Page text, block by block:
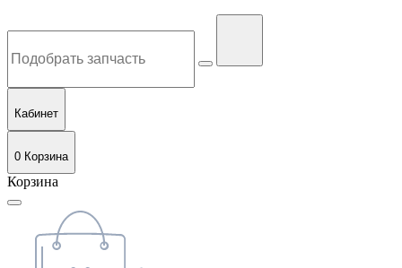
Кабинет
0 Корзина
Корзина